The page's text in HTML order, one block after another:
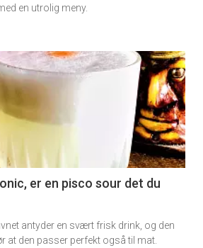
en utrolig meny.
er en pisco sour det du
antyder en svært frisk drink, og den
at den passer perfekt også til mat.